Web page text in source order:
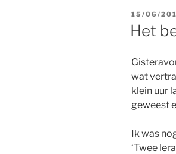
OP
15/06/
Het
wat
klein uur
geweest
Ik was
‘Twee